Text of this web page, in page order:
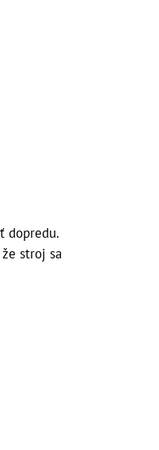
dopredu.
stroj sa